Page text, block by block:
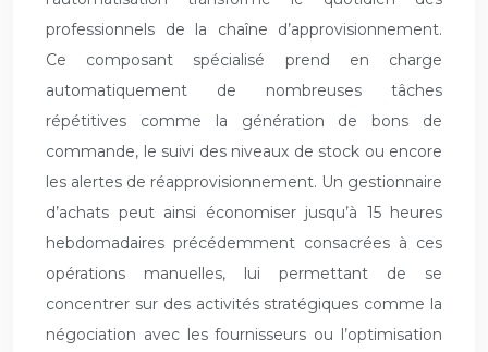
professionnels de la chaîne d’approvisionnement.
Ce composant spécialisé prend en charge
automatiquement de nombreuses tâches
répétitives comme la génération de bons de
commande, le suivi des niveaux de stock ou encore
les alertes de réapprovisionnement. Un gestionnaire
d’achats peut ainsi économiser jusqu’à 15 heures
hebdomadaires précédemment consacrées à ces
opérations manuelles, lui permettant de se
concentrer sur des activités stratégiques comme la
négociation avec les fournisseurs ou l’optimisation